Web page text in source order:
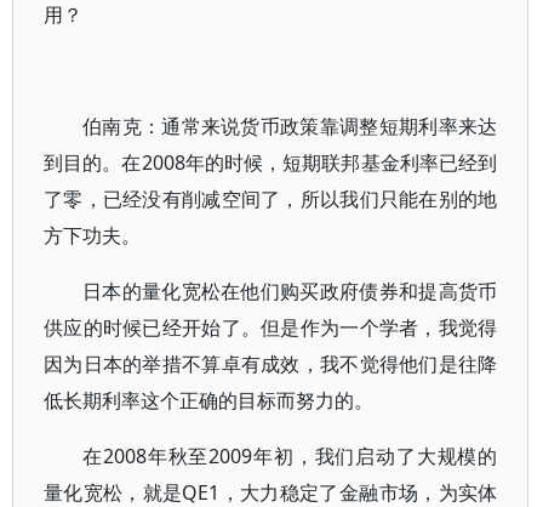
用？
伯南克：通常来说货币政策靠调整短期利率来达
到目的。在2008年的时候，短期联邦基金利率已经到
了零，已经没有削减空间了，所以我们只能在别的地
方下功夫。
日本的量化宽松在他们购买政府债券和提高货币
供应的时候已经开始了。但是作为一个学者，我觉得
因为日本的举措不算卓有成效，我不觉得他们是往降
低长期利率这个正确的目标而努力的。
在2008年秋至2009年初，我们启动了大规模的
量化宽松，就是QE1，大力稳定了金融市场，为实体